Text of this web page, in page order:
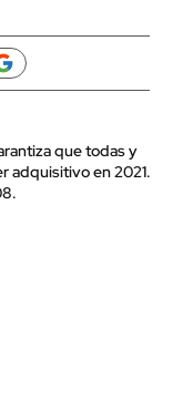
que todas y
adquisitivo en 2021.